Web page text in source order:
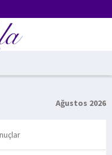
Ağustos 2026